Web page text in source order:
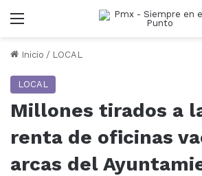
Menu
Inicio / LOCAL
LOCAL
Millones tirados a
renta de oficinas
arcas del